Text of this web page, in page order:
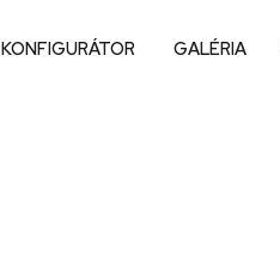
KONFIGURÁTOR GALÉRIA